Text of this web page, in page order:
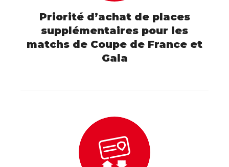
Priorité d’achat de places
supplémentaires pour les
matchs de Coupe de France et
Gala